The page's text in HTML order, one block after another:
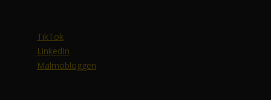
TikTok
LinkedIn
Malmöbloggen